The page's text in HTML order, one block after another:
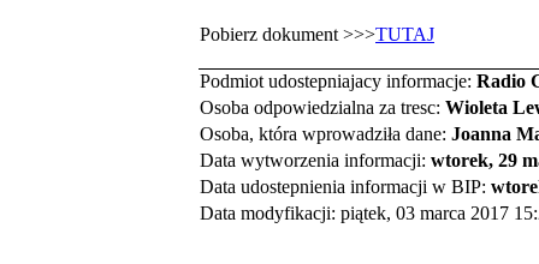
Pobierz dokument >>>TUTAJ
Podmiot udostepniajacy informacje: Radio
Osoba odpowiedzialna za tresc: Wioleta
Osoba, która wprowadziła dane: Joanna
Data wytworzenia informacji: wtorek, 29
Data udostepnienia informacji w BIP:
Data modyfikacji: piątek, 03 marca 2017